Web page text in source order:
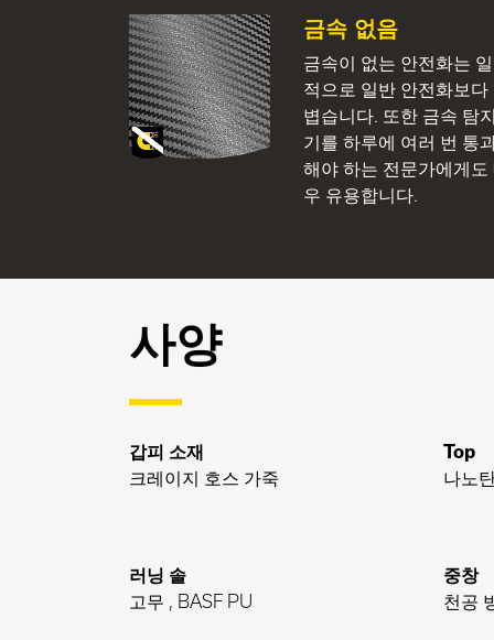
금속 없음
금속이 없는 안전화는
적으로 일반 안전화보다
볍습니다. 또한 금속 탐지
기를 하루에 여러 번 통
해야 하는 전문가에게도
우 유용합니다.
사양
갑피 소재
크레이지 호스 가죽
Top
나노
러닝 솔
고무 , BASF PU
중창
천공